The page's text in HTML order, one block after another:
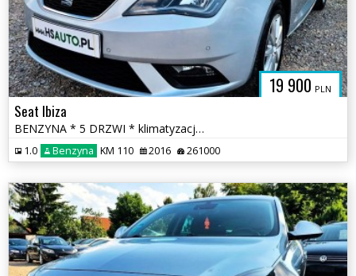
19 900 PLN
Seat Ibiza
BENZYNA * 5 DRZWI * klimatyzacja * 2x PDC * super * okazja * POLECAMY
1.0 Benzyna KM 110 2016 261000